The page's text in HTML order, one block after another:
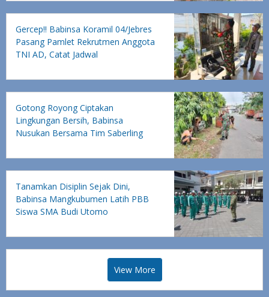
Gercep!! Babinsa Koramil 04/Jebres
Pasang Pamlet Rekrutmen Anggota
TNI AD, Catat Jadwal
Gotong Royong Ciptakan
Lingkungan Bersih, Babinsa
Nusukan Bersama Tim Saberling
Tanamkan Disiplin Sejak Dini,
Babinsa Mangkubumen Latih PBB
Siswa SMA Budi Utomo
View More